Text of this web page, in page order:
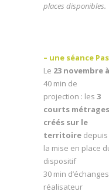
places disponibles.
– une séance
Le 23 novembre
40 min de
projection : les 3
courts métrages
créés sur le
territoire depuis
la mise en place
dispositif
30 min
réalisateur